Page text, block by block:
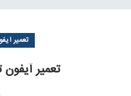
تعمیر
تعمیر